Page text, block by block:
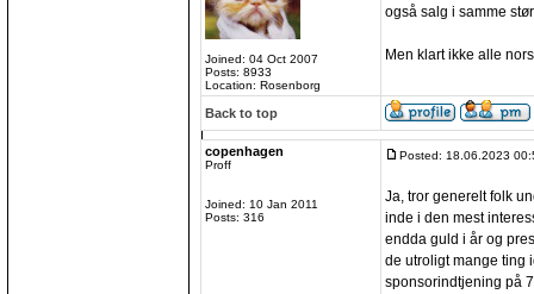
Joined: 04 Oct 2007
Posts: 8933
Location: Rosenborg
også salg i samme
Men klart ikke alle
Back to top
copenhagen
Proff
Joined: 10 Jan 2011
Posts: 316
Posted: 18.06.2023
Ja, tror generelt folk
inde i den mest
endda guld i år og
de utroligt mange ting
sponsorindtjening på